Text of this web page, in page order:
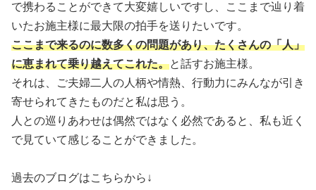
で携わることができて大変嬉しいですし、ここまで辿り着
いたお施主様に最大限の拍手を送りたいです。
ここまで来るのに数多くの問題があり、たくさんの「人」
に恵まれて乗り越えてこれた。と話すお施主様。
それは、ご夫婦二人の人柄や情熱、行動力にみんなが引き
寄せられてきたものだと私は思う。
人との巡りあわせは偶然ではなく必然であると、私も近く
で見ていて感じることができました。
過去のブログはこちらから↓